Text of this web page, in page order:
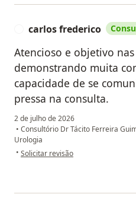
carlos frederico
Atencioso e objetivo
demonstrando muita
capacidade de se
pressa na consulta.
2 de julho de 2026
• Consultório Dr Tácito Ferreira
Urologia
• na opinião do utilizador carlos
Solicitar revisão